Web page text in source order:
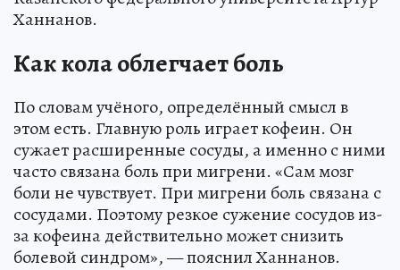
Ханнанов.
Как кола облегчает боль
По словам учёного, определённый смысл в
этом есть. Главную роль играет кофеин. Он
сужает расширенные сосуды, а именно с ними
часто связана боль при мигрени. «Сам мозг
боли не чувствует. При мигрени боль связана с
сосудами. Поэтому резкое сужение сосудов из-
за кофеина действительно может снизить
болевой синдром», — пояснил Ханнанов.